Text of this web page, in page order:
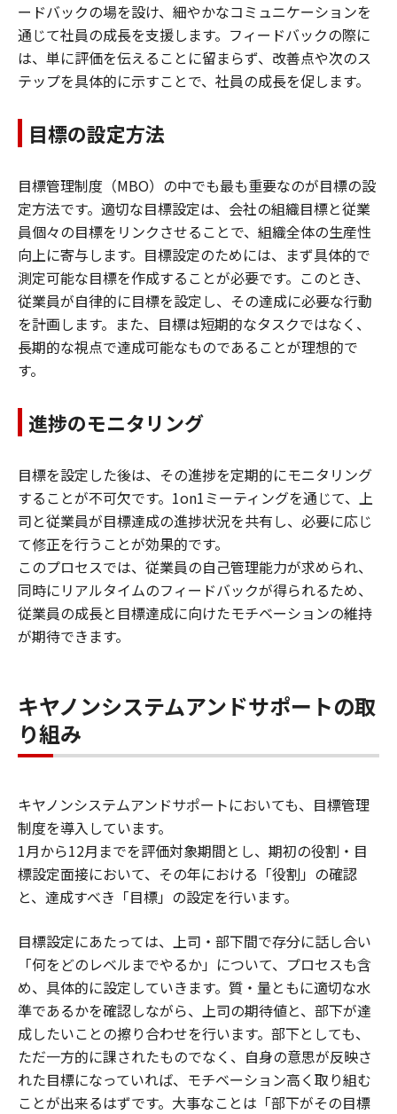
ードバックの場を設け、細やかなコミュニケーションを
通じて社員の成長を支援します。フィードバックの際に
は、単に評価を伝えることに留まらず、改善点や次のス
テップを具体的に示すことで、社員の成長を促します。
目標の設定方法
目標管理制度（MBO）の中でも最も重要なのが目標の設
定方法です。適切な目標設定は、会社の組織目標と従業
員個々の目標をリンクさせることで、組織全体の生産性
向上に寄与します。目標設定のためには、まず具体的で
測定可能な目標を作成することが必要です。このとき、
従業員が自律的に目標を設定し、その達成に必要な行動
を計画します。また、目標は短期的なタスクではなく、
長期的な視点で達成可能なものであることが理想的で
す。
進捗のモニタリング
目標を設定した後は、その進捗を定期的にモニタリング
することが不可欠です。1on1ミーティングを通じて、上
司と従業員が目標達成の進捗状況を共有し、必要に応じ
て修正を行うことが効果的です。
このプロセスでは、従業員の自己管理能力が求められ、
同時にリアルタイムのフィードバックが得られるため、
従業員の成長と目標達成に向けたモチベーションの維持
が期待できます。
キヤノンシステムアンドサポートの取
り組み
キヤノンシステムアンドサポートにおいても、目標管理
制度を導入しています。
1月から12月までを評価対象期間とし、期初の役割・目
標設定面接において、その年における「役割」の確認
と、達成すべき「目標」の設定を行います。
目標設定にあたっては、上司・部下間で存分に話し合い
「何をどのレベルまでやるか」について、プロセスも含
め、具体的に設定していきます。質・量ともに適切な水
準であるかを確認しながら、上司の期待値と、部下が達
成したいことの擦り合わせを行います。部下としても、
ただ一方的に課されたものでなく、自身の意思が反映さ
れた目標になっていれば、モチベーション高く取り組む
ことが出来るはずです。大事なことは「部下がその目標